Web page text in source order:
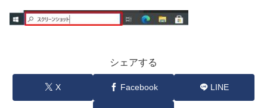
シェアする
X Facebook LINE